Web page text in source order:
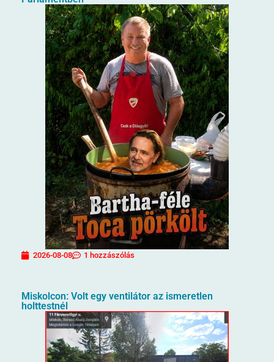
2026-08-08 1 hozzászólás
Miskolcon: Volt egy ventilátor az ismeretlen
holttestnél